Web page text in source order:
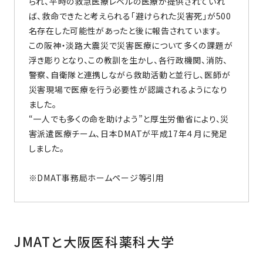
ば、救命できたと考えられる「避けられた災害死」が500
名存在した可能性があったと後に報告されています。
この阪神・淡路大震災で災害医療について多くの課題が
浮き彫りとなり、この教訓を生かし、各行政機関、消防、
警察、自衛隊と連携しながら救助活動と並行し、医師が
災害現場で医療を行う必要性が認識されるようになり
ました。
“一人でも多くの命を助けよう”と厚生労働省により、災
害派遣医療チーム、日本DMATが平成17年４月に発足
しました。
※DMAT事務局ホームページ等引用
JMATと大阪医科薬科大学